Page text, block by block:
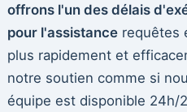
offrons l'un des délais
pour l'assistancerequêtes
plus rapidement et
notre soutien comme si
équipe est disponible 24h/